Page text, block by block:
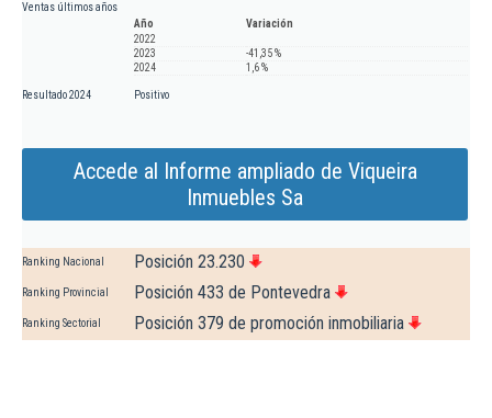
Ventas últimos años
Año
Variación
2022
2023
-41,35 %
2024
1,6 %
Resultado 2024 Positivo
Accede al Informe ampliado de Viqueira
Inmuebles Sa
Ranking Nacional Posición 23.230
Ranking Provincial Posición 433 de Pontevedra
Ranking Sectorial Posición 379 de promoción inmobiliaria